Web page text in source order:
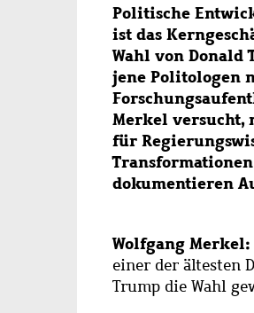
Politische
ist das
Wahl von Donald
jene Politologen
Merkel versucht,
für
dokumentieren
Wolfgang Merkel:
einer der ältesten
Trump die Wahl